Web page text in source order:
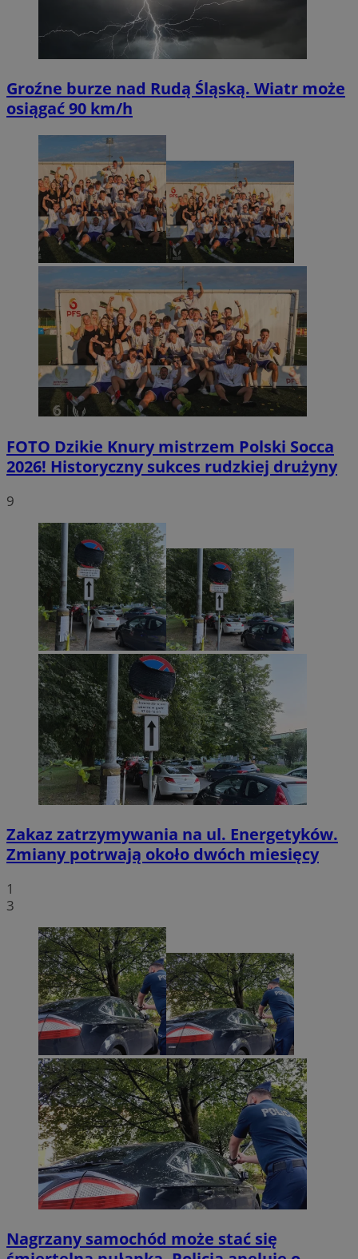
Groźne burze nad Rudą Śląską. Wiatr może
osiągać 90 km/h
FOTO Dzikie Knury mistrzem Polski Socca
2026! Historyczny sukces rudzkiej drużyny
9
Zakaz zatrzymywania na ul. Energetyków.
Zmiany potrwają około dwóch miesięcy
1
3
Nagrzany samochód może stać się